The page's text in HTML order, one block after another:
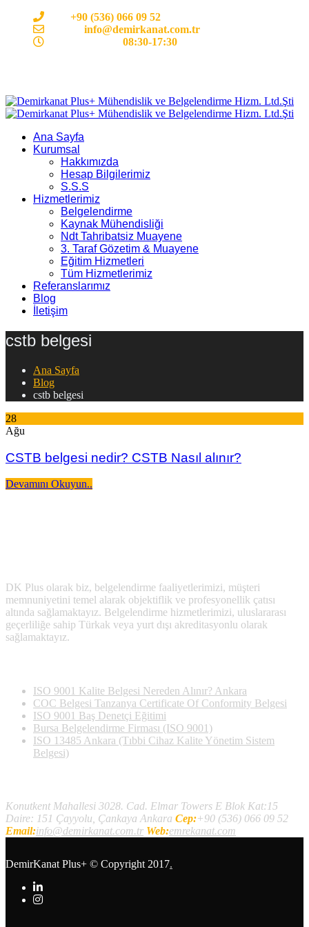
+90 (536) 066 09 52
info@demirkanat.com.tr
08:30-17:30
Ana Sayfa
Kurumsal
Hakkımızda
Hesap Bilgilerimiz
S.S.S
Hizmetlerimiz
Belgelendirme
Kaynak Mühendisliği
Ndt Tahribatsiz Muayene
3. Taraf Gözetim & Muayene
Eğitim Hizmetleri
Tüm Hizmetlerimiz
Referanslarımız
Blog
İletişim
cstb belgesi
Ana Sayfa
Blog
cstb belgesi
28
Ağu
CSTB belgesi nedir? CSTB Nasıl alınır?
Devamını Okuyun..
DK Plus olarak biz, belgelendirme faaliyetlerimizi, müşteri
memnuniyetini temel alarak objektiflik ve profesyonellik çatısı
altında sağlamaktayız. Belgelendirme hizmetlerimizi, uluslararası
geçerliliğe sahip Türkak veya yurt dışı akreditasyonlu olarak
sağlamaktayız.
ISO 9001 Kalite Belgesi Nereden Alınır? Ankara
COC Belgesi Tanzanya Certificate Of Conformity Belgesi
ISO 9001 Baş Denetçi Eğitimi
Bursa Belgelendirme Firması (ISO 9001)
ISO 13485 Ankara (Tıbbi Cihaz Kalite Yönetim Sistem
Belgesi)
Konutkent Mahallesi 3028. Cad. Elmar Towers E Blok Kat:15
Daire: 151 Çayyolu, Çankaya Ankara Cep:+90 (536) 066 09 52
Email:info@demirkanat.com.tr Web:emrekanat.com
DemirKanat Plus+ © Copyright 2017.